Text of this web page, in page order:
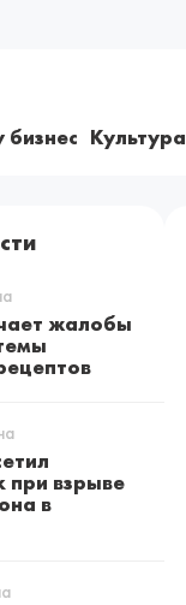
Культура
жалобы
при взрыве
в